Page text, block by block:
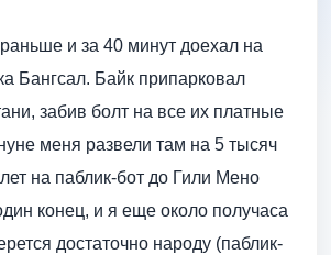
и за 40 минут доехал на
Бангсал. Байк припарковал
забив болт на все их платные
меня развели там на 5 тысяч
на паблик-бот до Гили Мено
конец, и я еще около получаса
достаточно народу (паблик-